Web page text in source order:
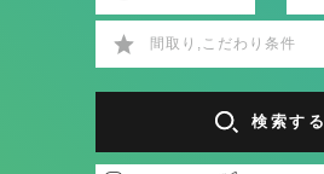
間取り,こだわり条件
検索する